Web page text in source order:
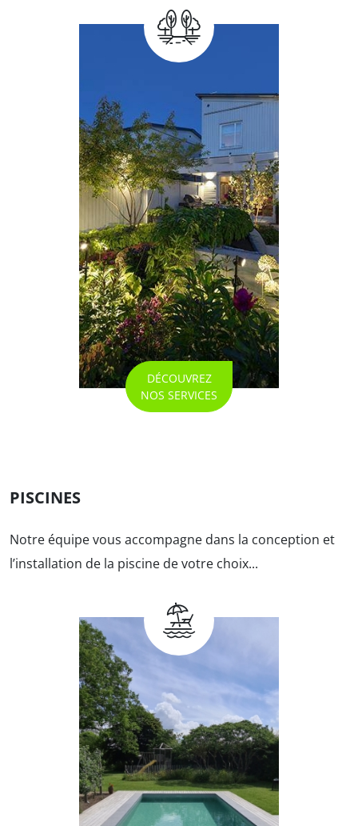
DÉCOUVREZ
NOS SERVICES
PISCINES
Notre équipe vous accompagne dans la conception et
l’installation de la piscine de votre choix...